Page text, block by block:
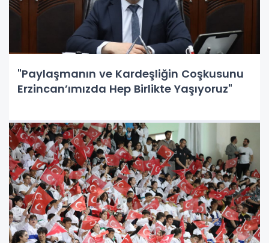
"Paylaşmanın ve Kardeşliğin Coşkusunu
Erzincan’ımızda Hep Birlikte Yaşıyoruz"